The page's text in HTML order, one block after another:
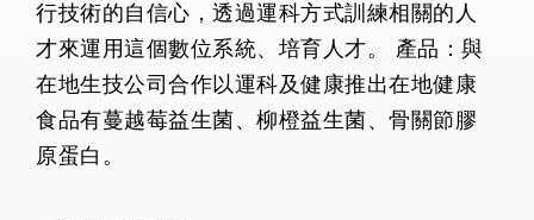
行技術的自信心，透過運科方式訓練相關的人
才來運用這個數位系統、培育人才。 產品：與
在地生技公司合作以運科及健康推出在地健康
食品有蔓越莓益生菌、柳橙益生菌、骨關節膠
原蛋白。